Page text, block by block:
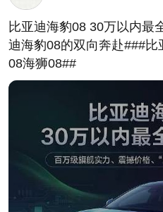
比亚迪海豹08 30万以内最
迪海豹08的双向奔赴###
08海狮08##